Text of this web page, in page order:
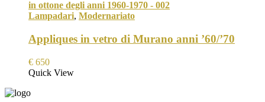
Lampadari, Modernariato
Appliques in vetro di Murano anni ’60/’70
€ 650
Quick View